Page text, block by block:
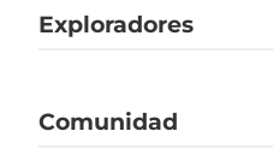
Exploradores
Comunidad